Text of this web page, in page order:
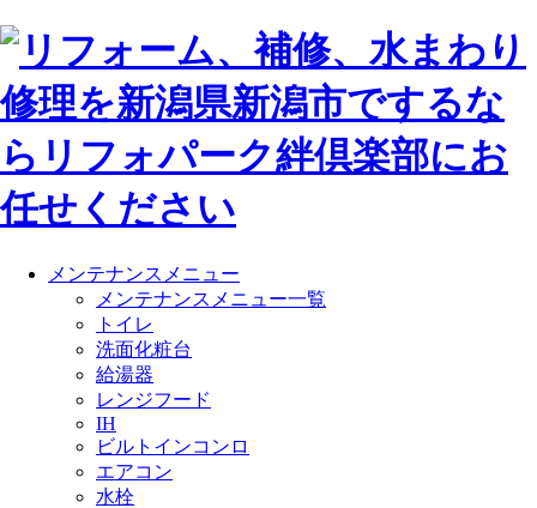
メンテナンスメニュー
メンテナンスメニュー一覧
トイレ
洗面化粧台
給湯器
レンジフード
IH
ビルトインコンロ
エアコン
水栓